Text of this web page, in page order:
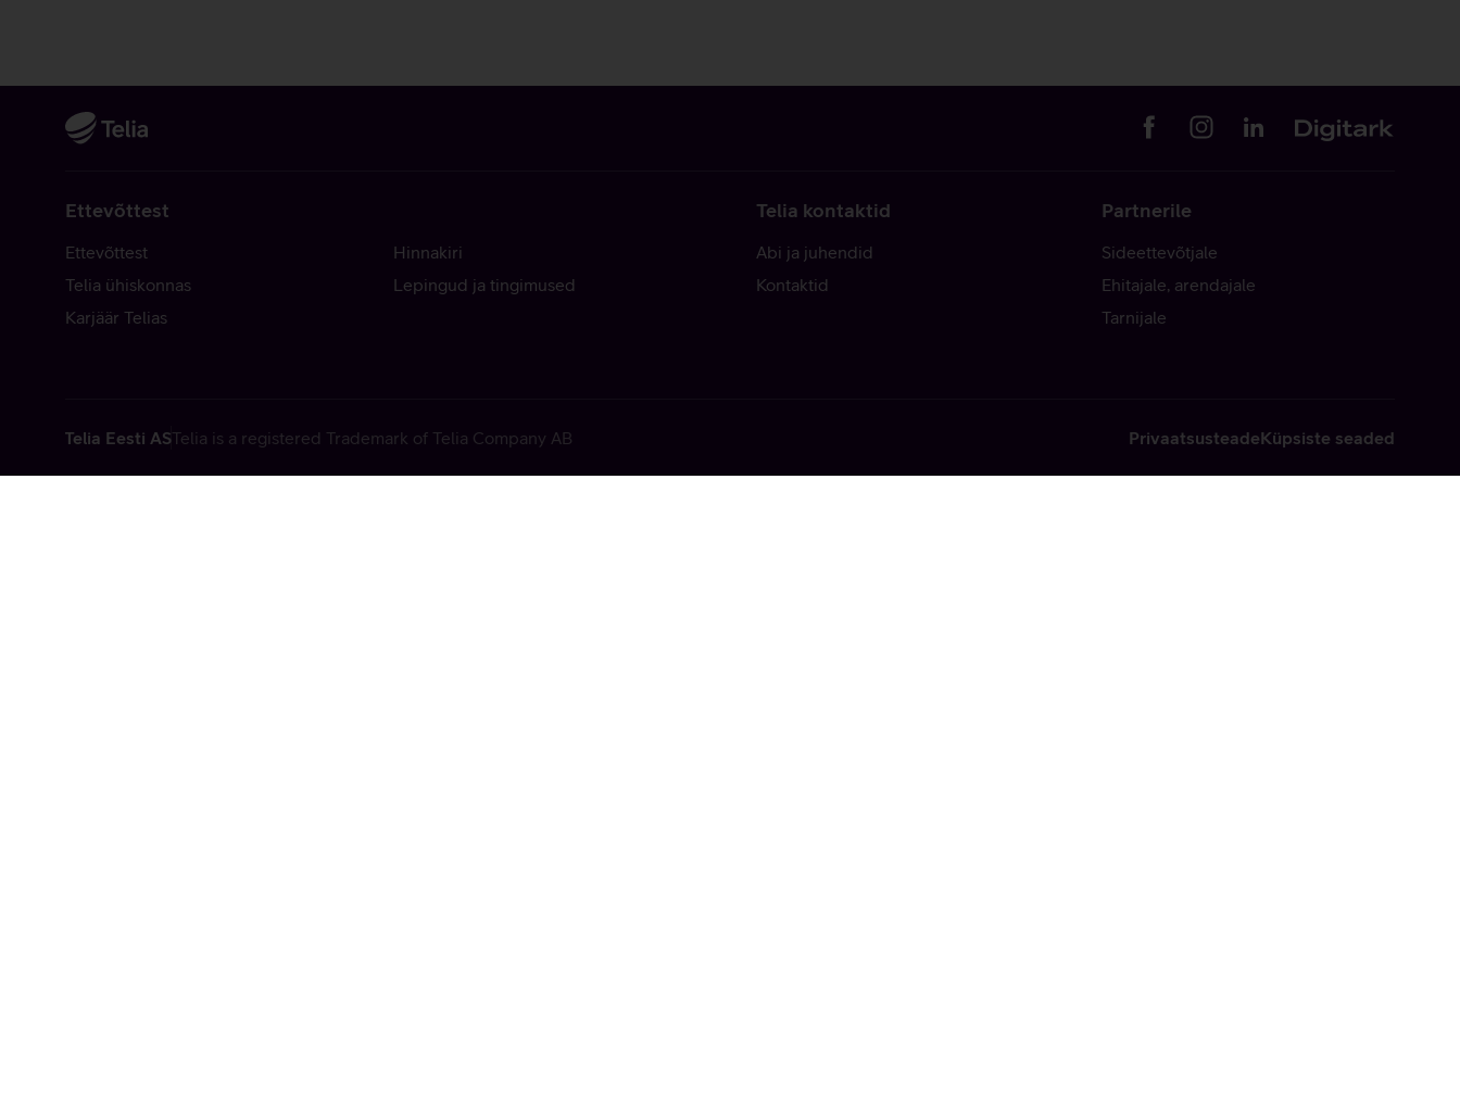
Ettevõttest
Ettevõttest
Telia ühiskonnas
Karjäär Telias
Hinnakiri
Lepingud ja tingimused
Telia kontaktid
Abi ja juhendid
Kontaktid
Partnerile
Sideettevõtjale
Ehitajale, arendajale
Tarnijale
Telia Eesti ASTelia is a registered Trademark of Telia Company AB PrivaatsusteadeKüpsiste seaded